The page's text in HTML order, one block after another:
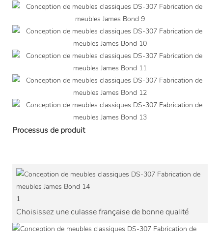
Processus de produit
1
Choisissez une culasse française de bonne qualité